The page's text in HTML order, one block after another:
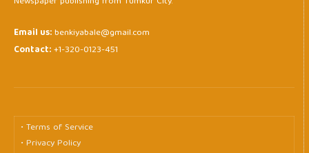
Email us:benkiyabale@gmail.com
Contact:+1-320-0123-451
• Terms of Service
• Privacy Policy